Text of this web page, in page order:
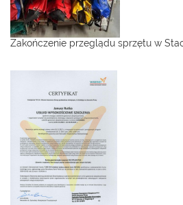
Zakończenie przeglądu sprzętu w